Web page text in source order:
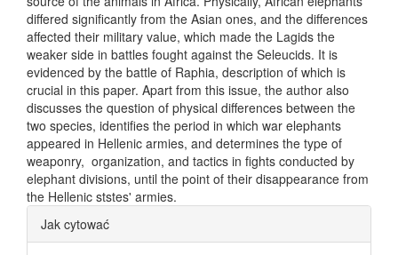
differed significantly from the Asian ones, and the differences
affected their military value, which made the Lagids the
weaker side in battles fought against the Seleucids. It is
evidenced by the battle of Raphia, description of which is
crucial in this paper. Apart from this issue, the author also
discusses the question of physical differences between the
two species, identifies the period in which war elephants
appeared in Hellenic armies, and determines the type of
weaponry, organization, and tactics in fights conducted by
elephant divisions, until the point of their disappearance from
the Hellenic ststes' armies.
Article Details
Jak cytować